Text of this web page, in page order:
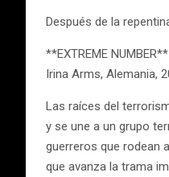
Después de la
**EXTREME
Irina Arms, Alemania,
Las raíces del
y se une a un grupo
guerreros que rodean
que avanza la trama